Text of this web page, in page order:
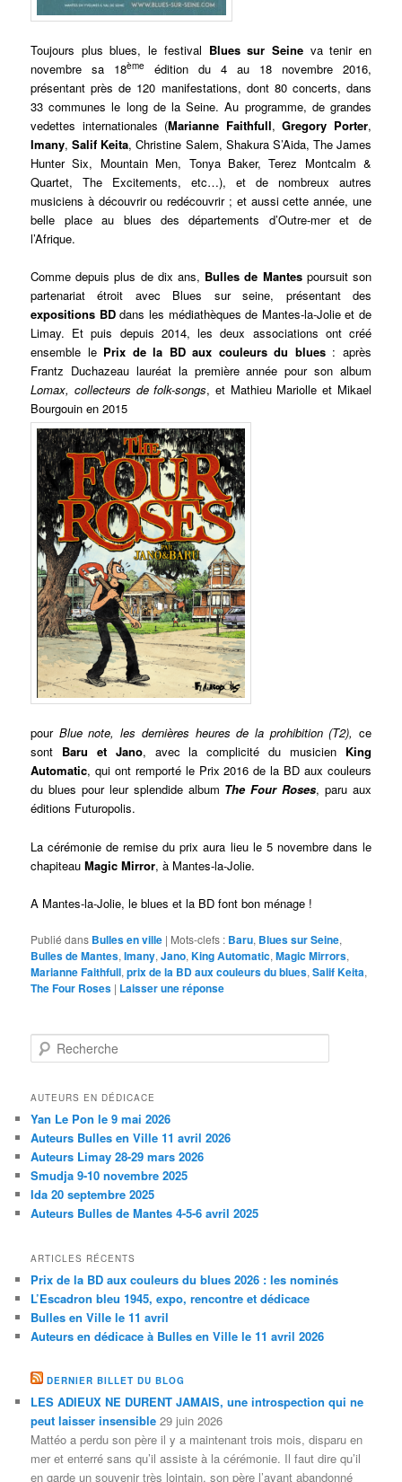
Toujours plus blues, le festival Blues sur Seineva tenir en
novembre sa 18ème
édition du 4 au 18 novembre 2016,
présentant près de 120 manifestations, dont 80 concerts, dans
33 communes le long de la Seine. Au programme, de grandes
vedettes internationales (Marianne Faithfull,Gregory Porter,
Imany,Salif Keita,Christine Salem, Shakura S’Aida, The James
Hunter Six, Mountain Men, Tonya Baker,Terez Montcalm &
Quartet,The Excitements, etc…), et de nombreux autres
musiciens à découvrir ou redécouvrir ; et aussi cette année, une
belle place au blues des départements d’Outre-mer et de
l’Afrique.
Comme depuis plus de dix ans, Bulles de Mantespoursuit son
partenariat étroit avec Blues sur seine, présentant des
expositions BDdans les médiathèques de Mantes-la-Jolie et de
Limay. Et puis depuis 2014, les deux associations ont créé
ensemble le Prix de la BD aux couleurs du blues: après
Frantz Duchazeau lauréat la première année pour son album
Lomax, collecteurs de folk-songs, et Mathieu Mariolle et Mikael
Bourgouin en 2015
pour Blue note, les dernières heures de la prohibition (T2), ce
sont Baru et Jano, avec la complicité du musicien King
Automatic, qui ont remporté le Prix 2016 de la BD aux couleurs
du blues pour leur splendide album The Four Roses, paru aux
éditions Futuropolis.
La cérémonie de remise du prix aura lieu le 5 novembre dans le
chapiteauMagic Mirror, à Mantes-la-Jolie.
A Mantes-la-Jolie, le blues et la BD font bon ménage !
Publié dans Bulles en ville | Mots-clefs : Baru, Blues sur Seine,
Bulles de Mantes,Imany,Jano,King Automatic,Magic Mirrors,
Marianne Faithfull,prix de la BD aux couleurs du blues,Salif Keita,
The Four Roses | Laisser une réponse
Recherche
AUTEURS EN DÉDICACE
Yan Le Pon le 9 mai 2026
Auteurs Bulles en Ville 11 avril 2026
Auteurs Limay 28-29 mars 2026
Smudja 9-10 novembre 2025
Ida 20 septembre 2025
Auteurs Bulles de Mantes 4-5-6 avril 2025
ARTICLES RÉCENTS
Prix de la BD aux couleurs du blues 2026 : les nominés
L’Escadron bleu 1945, expo, rencontre et dédicace
Bulles en Ville le 11 avril
Auteurs en dédicace à Bulles en Ville le 11 avril 2026
DERNIER BILLET DU BLOG
LES ADIEUX NE DURENT JAMAIS, une introspection qui ne
peut laisser insensible 29 juin 2026
Mattéo a perdu son père il y a maintenant trois mois, disparu en
mer et enterré sans qu’il assiste à la cérémonie. Il faut dire qu’il
en garde un souvenir très lointain, son père l’ayant abandonné